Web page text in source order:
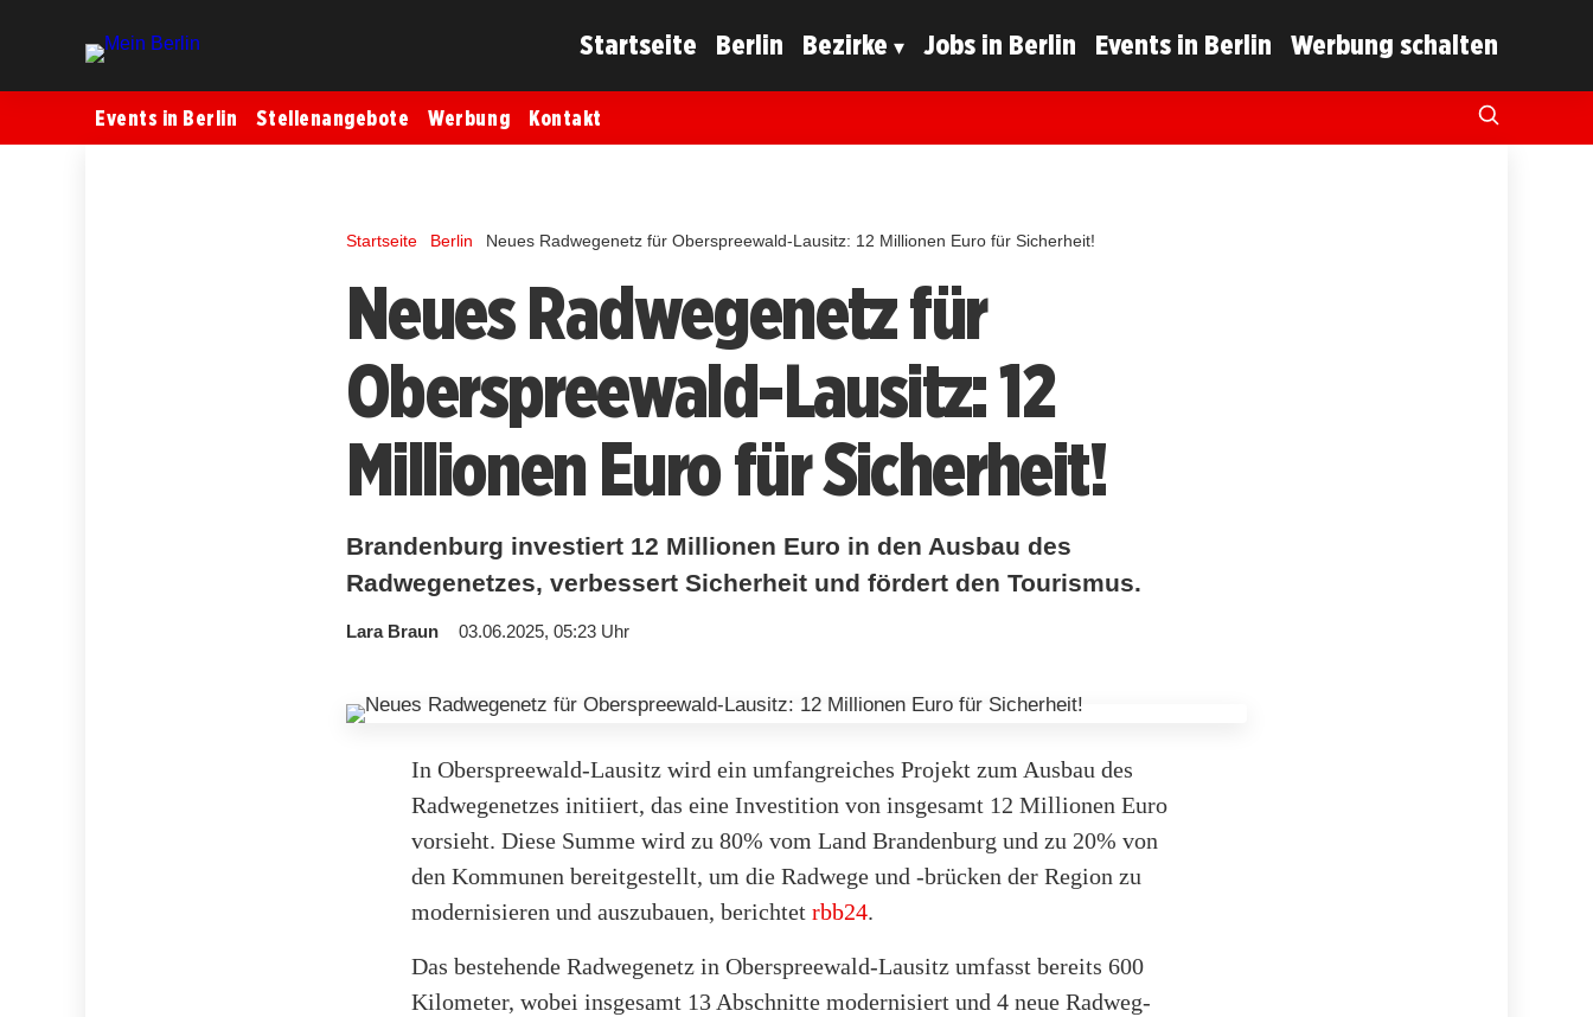
Startseite Berlin Bezirke Jobs in Berlin Events in Berlin Werbung schalten
Events in Berlin Stellenangebote Werbung Kontakt
Startseite Berlin Neues Radwegenetz für Oberspreewald-Lausitz: 12 Millionen Euro für Sicherheit!
Neues Radwegenetz für
Oberspreewald-Lausitz: 12
Millionen Euro für Sicherheit!
Brandenburg investiert 12 Millionen Euro in den Ausbau des
Radwegenetzes, verbessert Sicherheit und fördert den Tourismus.
Lara Braun 03.06.2025, 05:23 Uhr
In Oberspreewald-Lausitz wird ein umfangreiches Projekt zum Ausbau des
Radwegenetzes initiiert, das eine Investition von insgesamt 12 Millionen Euro
vorsieht. Diese Summe wird zu 80% vom Land Brandenburg und zu 20% von
den Kommunen bereitgestellt, um die Radwege und -brücken der Region zu
modernisieren und auszubauen, berichtet rbb24.
Das bestehende Radwegenetz in Oberspreewald-Lausitz umfasst bereits 600
Kilometer, wobei insgesamt 13 Abschnitte modernisiert und 4 neue Radweg-